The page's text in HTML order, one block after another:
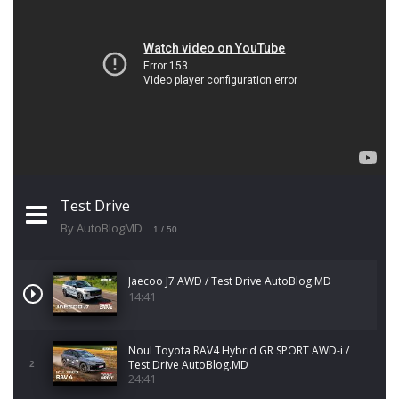
Test Drive
By AutoBlogMD 1 / 50
Jaecoo J7 AWD / Test Drive AutoBlog.MD
14:41
2
Noul Toyota RAV4 Hybrid GR SPORT AWD-i /
Test Drive AutoBlog.MD
24:41